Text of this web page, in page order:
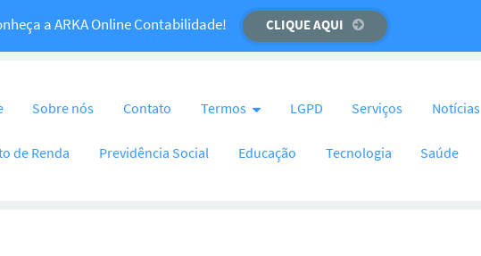
um recado importante para você! CLIQUE AQUI
a ARKA Online Contabilidade! CLIQUE AQUI
Sobre nós Contato Termos LGPD Serviços Notícias
de Renda Previdência Social Educação Tecnologia Saúde